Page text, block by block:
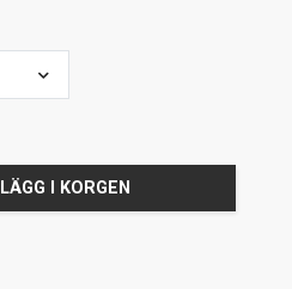
LÄGG I KORGEN